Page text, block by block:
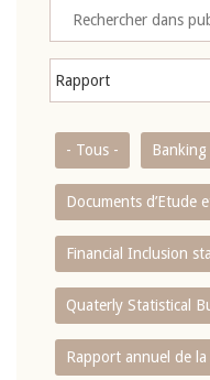
- Tous -
Documents d’Etude
Financial Inclusion
Quaterly Statistical
Rapport annuel de